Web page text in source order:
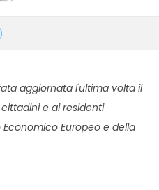
aggiornata l'ultima volta il
e ai residenti
Europeo e della